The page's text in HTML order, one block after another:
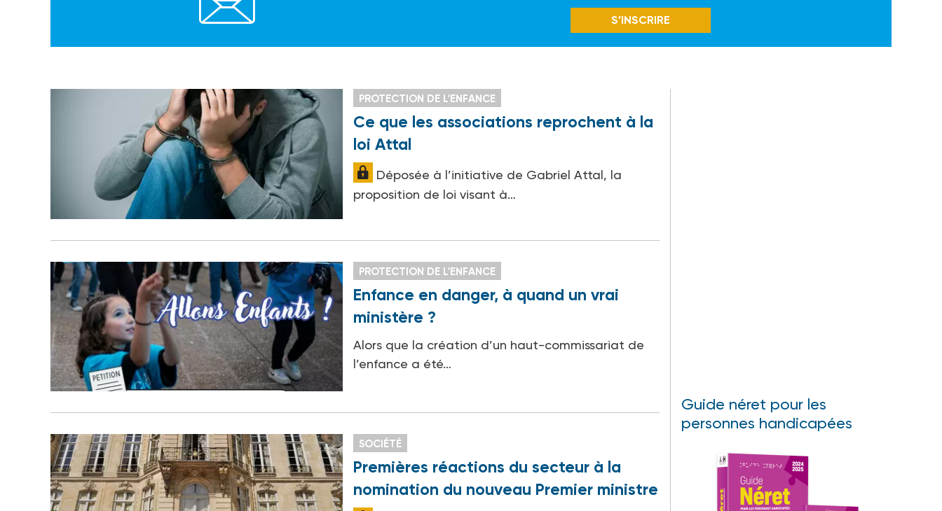
S’INSCRIRE
PROTECTION DE L'ENFANCE
Ce que les associations reprochent à la
loi Attal
Déposée à l’initiative de Gabriel Attal, la
proposition de loi visant à…
PROTECTION DE L'ENFANCE
Enfance en danger, à quand un vrai
ministère ?
Alors que la création d’un haut-commissariat de
l’enfance a été…
SOCIÉTÉ
Premières réactions du secteur à la
nomination du nouveau Premier ministre
Guide néret pour les
personnes handicapées